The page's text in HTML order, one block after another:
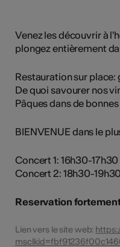
Venez les découvrir à
plongez entièrement
Restauration sur
De quoi savourer nos
Pâques dans de
BIENVENUE dans le
Concert 1: 16h30-17h30
Concert 2: 18h30-19h30
Reservation
Lien vers le site web: